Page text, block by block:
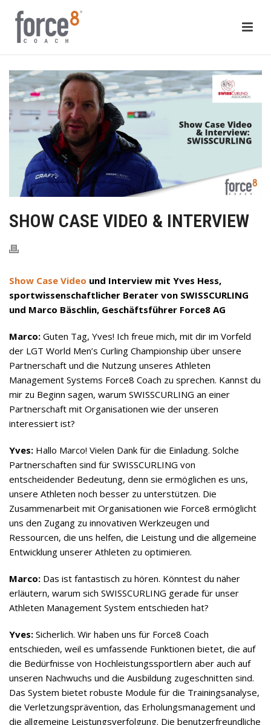
SHOW CASE VIDEO & INTERVIEW
Show Case Video und Interview mit Yves Hess,
sportwissenschaftlicher Berater von SWISSCURLING
und Marco Bäschlin, Geschäftsführer Force8 AG
Marco: Guten Tag, Yves! Ich freue mich, mit dir im Vorfeld
der LGT World Men’s Curling Championship über unsere
Partnerschaft und die Nutzung unseres Athleten
Management Systems Force8 Coach zu sprechen. Kannst du
mir zu Beginn sagen, warum SWISSCURLING an einer
Partnerschaft mit Organisationen wie der unseren
interessiert ist?
Yves: Hallo Marco! Vielen Dank für die Einladung. Solche
Partnerschaften sind für SWISSCURLING von
entscheidender Bedeutung, denn sie ermöglichen es uns,
unsere Athleten noch besser zu unterstützen. Die
Zusammenarbeit mit Organisationen wie Force8 ermöglicht
uns den Zugang zu innovativen Werkzeugen und
Ressourcen, die uns helfen, die Leistung und die allgemeine
Entwicklung unserer Athleten zu optimieren.
Marco: Das ist fantastisch zu hören. Könntest du näher
erläutern, warum sich SWISSCURLING gerade für unser
Athleten Management System entschieden hat?
Yves: Sicherlich. Wir haben uns für Force8 Coach
entschieden, weil es umfassende Funktionen bietet, die auf
die Bedürfnisse von Hochleistungssportlern aber auch auf
unseren Nachwuchs und die Ausbildung zugeschnitten sind.
Das System bietet robuste Module für die Trainingsanalyse,
die Verletzungsprävention, das Erholungsmanagement und
die allgemeine Leistungsverfolgung. Die benutzerfreundliche